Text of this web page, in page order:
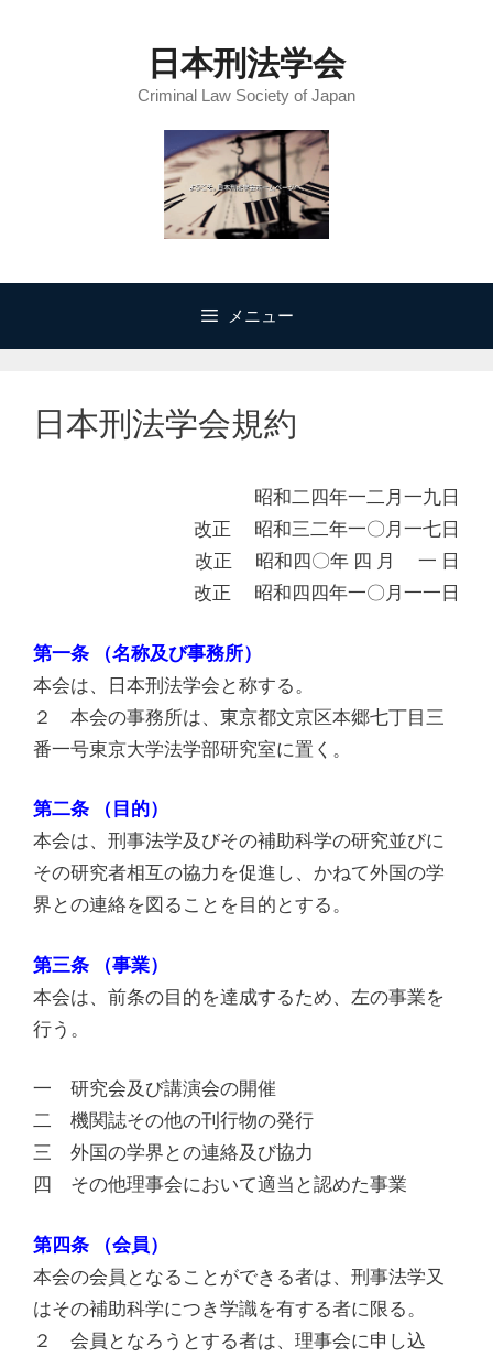
日本刑法学会
Criminal Law Society of Japan
メニュー
日本刑法学会規約
昭和二四年一二月一九日
改正 昭和三二年一〇月一七日
改正 昭和四〇年 四 月 一 日
改正 昭和四四年一〇月一一日
第一条 （名称及び事務所）
本会は、日本刑法学会と称する。
２ 本会の事務所は、東京都文京区本郷七丁目三
番一号東京大学法学部研究室に置く。
第二条 （目的）
本会は、刑事法学及びその補助科学の研究並びに
その研究者相互の協力を促進し、かねて外国の学
界との連絡を図ることを目的とする。
第三条 （事業）
本会は、前条の目的を達成するため、左の事業を
行う。
一 研究会及び講演会の開催
二 機関誌その他の刊行物の発行
三 外国の学界との連絡及び協力
四 その他理事会において適当と認めた事業
第四条 （会員）
本会の会員となることができる者は、刑事法学又
はその補助科学につき学識を有する者に限る。
２ 会員となろうとする者は、理事会に申し込